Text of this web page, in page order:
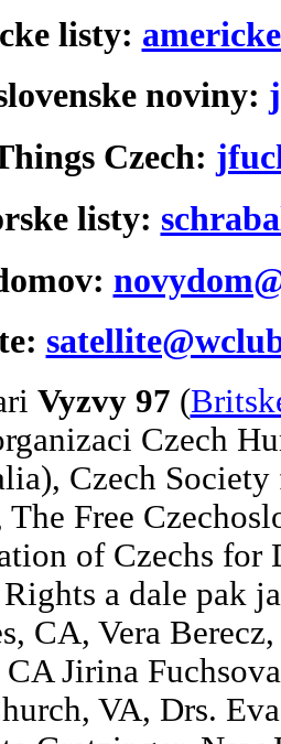
listy:
noviny:
Czech:
listy:
Vyzvy 97 (
Czech
Czech
The Free
of Czechs for
a dale pak
CA, Vera
CA Jirina
VA, Drs.